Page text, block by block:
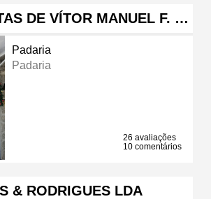
DE VÍTOR MANUEL F. …
Padaria
Padaria
26 avaliações
10 comentários
& RODRIGUES LDA